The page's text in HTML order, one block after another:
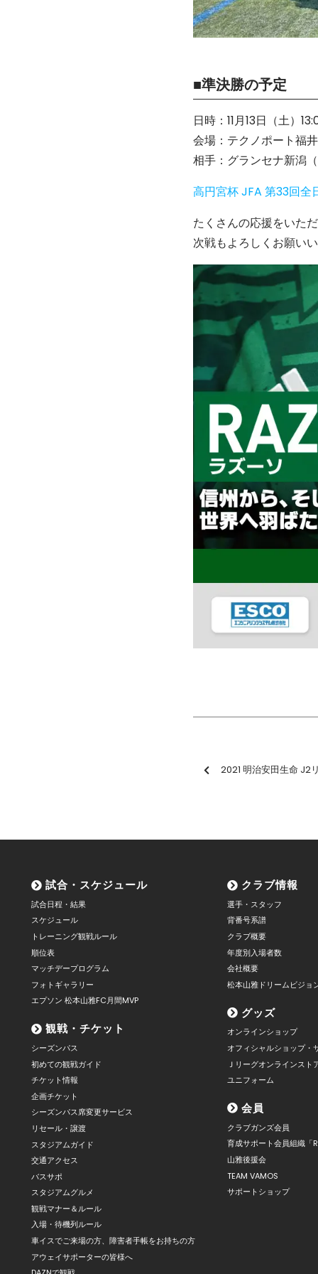
■準決勝の予定
日時：11月13日（土）
会場：テクノポート福井
相手：グランセナ新潟
高円宮杯 JFA 第33回全
たくさんの応援をいた
次戦もよろしくお願い
2021 明治安田生命 J2リーグ第38
試合・スケジュール
試合日程・結果
スケジュール
トレーニング観戦ルール
順位表
マッチデープログラム
フォトギャラリー
エプソン 松本山雅FC月間MVP
観戦・チケット
シーズンパス
初めての観戦ガイド
チケット情報
企画チケット
シーズンパス席変更サービス
リセール・譲渡
スタジアムガイド
交通アクセス
バスサポ
スタジアムグルメ
観戦マナー＆ルール
入場・待機列ルール
車イスでご来場の方、障害者手帳をお持ちの方
アウェイサポーターの皆様へ
クラブ情報
選手・スタッフ
背番号系譜
クラブ概要
年度別入場者数
会社概要
松本山雅ドリームビジョ
グッズ
オンラインショップ
オフィシャルショップ・
Ｊリーグオンラインスト
ユニフォーム
会員
クラブガンズ会員
育成サポート会員組織「
山雅後援会
TEAM VAMOS
サポートショップ